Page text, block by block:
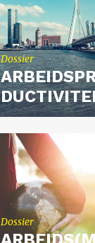
Dos­sier
Dos­sier